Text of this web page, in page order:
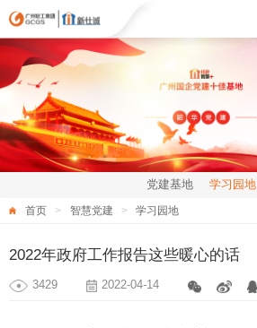
党建基地 学习园地
首页 智慧党建 学习园地
2022年政府工作报告这些暖心的话
3429 2022-04-14